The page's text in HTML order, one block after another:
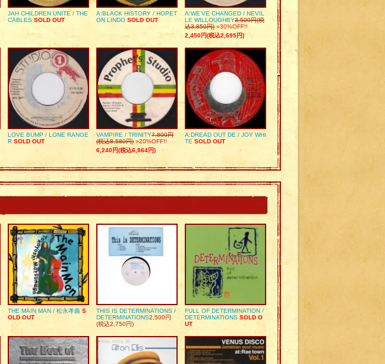
JAH CHILDREN UNITE / THE
CABLES SOLD OUT
A:BLACK HISTORY / HOPET
ON LINDO SOLD OUT
A:WE’VE CHANGED / NEVIL
LE WILLOUGHBY3,500円(税
込3,850円) »30%OFF!!
2,450円(税込2,695円)
LOVE BUMP / LONE RANGE
R SOLD OUT
VAMPIRE / TRINITY7,800円
(税込8,580円) »20%OFF!!
6,240円(税込6,864円)
A:DREAD OUT DE / JOY WHI
TE SOLD OUT
THE MAIN MAN / 松永孝義 S
OLD OUT
THIS IS DETERMINATIONS /
DETERMINATIONS2,500円
(税込2,750円)
FULL OF DETERMINATION /
DETERMINATIONS SOLD O
UT